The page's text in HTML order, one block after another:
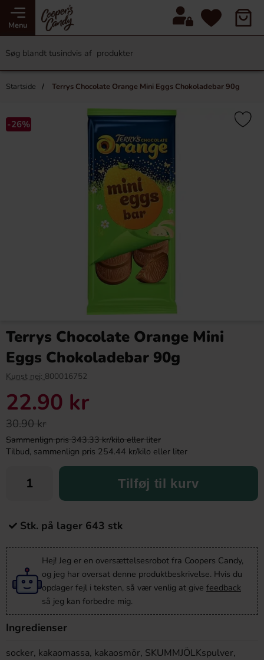
Menu
Startside Terrys Chocolate Orange Mini Eggs Chokoladebar 90g
-26%
Terrys Chocolate Orange Mini
Eggs Chokoladebar 90g
Kunst nej: 800016752
22.90 kr
30.90 kr
Sammenlign pris 343.33 kr/kilo eller liter
Tilbud, sammenlign pris 254.44 kr/kilo eller liter
Tilføj til kurv
Stk. på lager 643 stk
Hej! Jeg er en oversættelsesrobot fra Coopers Candy,
og jeg har oversat denne produktbeskrivelse. Hvis du
opdager fejl i teksten, så vær venlig at give feedback
så jeg kan forbedre mig.
Ingredienser
socker, kakaomassa, kakaosmör, SKUMMJÖLKspulver,